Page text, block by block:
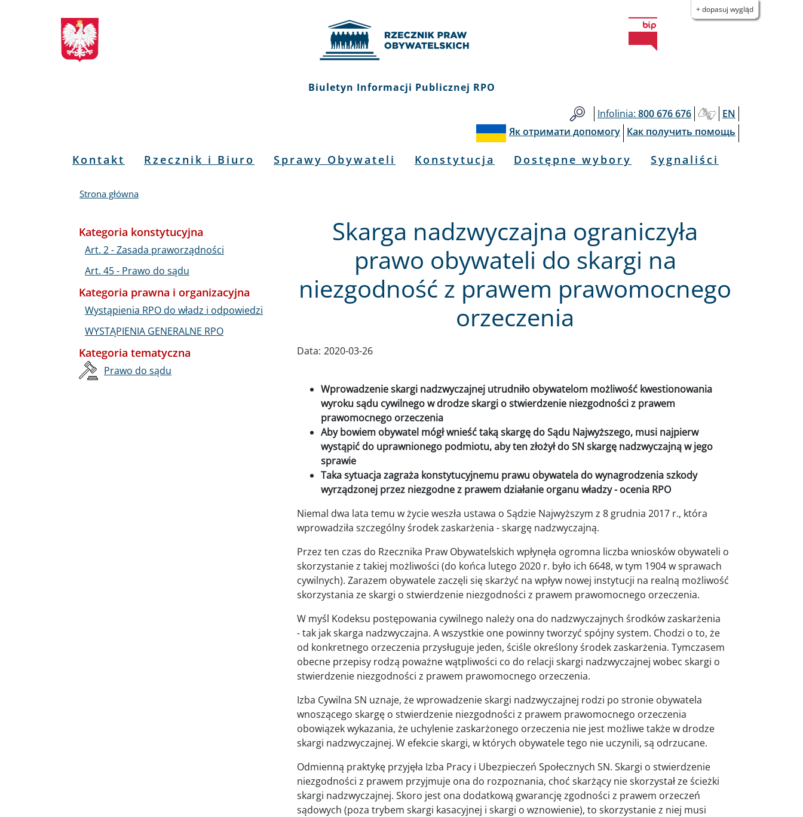
Biuletyn
Informacji
Publicznej
+ dopasuj wygląd
Biuletyn Informacji Publicznej RPO
Infolinia: 800 676 676
EN
Як отримати допомогу Как получить помощь
Menu
Kontakt Rzecznik i Biuro Sprawy Obywateli Konstytucja Dostępne wybory Sygnaliści
Strona główna
Skarga nadzwyczajna ograniczyła
prawo obywateli do skargi na
niezgodność z prawem prawomocnego
orzeczenia
Data: 2020-03-26
Wprowadzenie skargi nadzwyczajnej utrudniło obywatelom możliwość kwestionowania
wyroku sądu cywilnego w drodze skargi o stwierdzenie niezgodności z prawem
prawomocnego orzeczenia
Aby bowiem obywatel mógł wnieść taką skargę do Sądu Najwyższego, musi najpierw
wystąpić do uprawnionego podmiotu, aby ten złożył do SN skargę nadzwyczajną w jego
sprawie
Taka sytuacja zagraża konstytucyjnemu prawu obywatela do wynagrodzenia szkody
wyrządzonej przez niezgodne z prawem działanie organu władzy - ocenia RPO
Niemal dwa lata temu w życie weszła ustawa o Sądzie Najwyższym z 8 grudnia 2017 r., która
wprowadziła szczególny środek zaskarżenia - skargę nadzwyczajną.
Przez ten czas do Rzecznika Praw Obywatelskich wpłynęła ogromna liczba wniosków obywateli o
skorzystanie z takiej możliwości (do końca lutego 2020 r. było ich 6648, w tym 1904 w sprawach
cywilnych). Zarazem obywatele zaczęli się skarżyć na wpływ nowej instytucji na realną możliwość
skorzystania ze skargi o stwierdzenie niezgodności z prawem prawomocnego orzeczenia.
W myśl Kodeksu postępowania cywilnego należy ona do nadzwyczajnych środków zaskarżenia
- tak jak skarga nadzwyczajna. A wszystkie one powinny tworzyć spójny system. Chodzi o to, że
od konkretnego orzeczenia przysługuje jeden, ściśle określony środek zaskarżenia. Tymczasem
obecne przepisy rodzą poważne wątpliwości co do relacji skargi nadzwyczajnej wobec skargi o
stwierdzenie niezgodności z prawem prawomocnego orzeczenia.
Izba Cywilna SN uznaje, że wprowadzenie skargi nadzwyczajnej rodzi po stronie obywatela
wnoszącego skargę o stwierdzenie niezgodności z prawem prawomocnego orzeczenia
obowiązek wykazania, że uchylenie zaskarżonego orzeczenia nie jest możliwe także w drodze
skargi nadzwyczajnej. W efekcie skargi, w których obywatele tego nie uczynili, są odrzucane.
Odmienną praktykę przyjęła Izba Pracy i Ubezpieczeń Społecznych SN. Skargi o stwierdzenie
niezgodności z prawem przyjmuje ona do rozpoznania, choć skarżący nie skorzystał ze ścieżki
skargi nadzwyczajnej. Skoro jest ona dodatkową gwarancję zgodności z prawem orzeczeń
sądowych (poza trybem skargi kasacyjnej i skargi o wznowienie), to skorzystanie z niej musi
Kategoria konstytucyjna
Art. 2 - Zasada praworządności
Art. 45 - Prawo do sądu
Kategoria prawna i organizacyjna
Wystąpienia RPO do władz i odpowiedzi
WYSTĄPIENIA GENERALNE RPO
Kategoria tematyczna
Prawo do sądu